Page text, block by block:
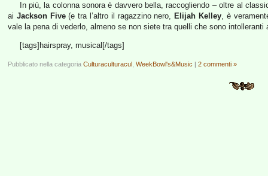
In più, la colonna sonora è davvero bella, raccogliendo – oltre al
ai Jackson Five(e tra l’altro il ragazzino nero, Elijah Kelley, è
vale la pena di vederlo, almeno se non siete tra quelli che sono intolleranti
[tags]hairspray, musical[/tags]
Pubblicato nella categoria Culturaculturacul WeekBowl's&Music | 2 commenti »